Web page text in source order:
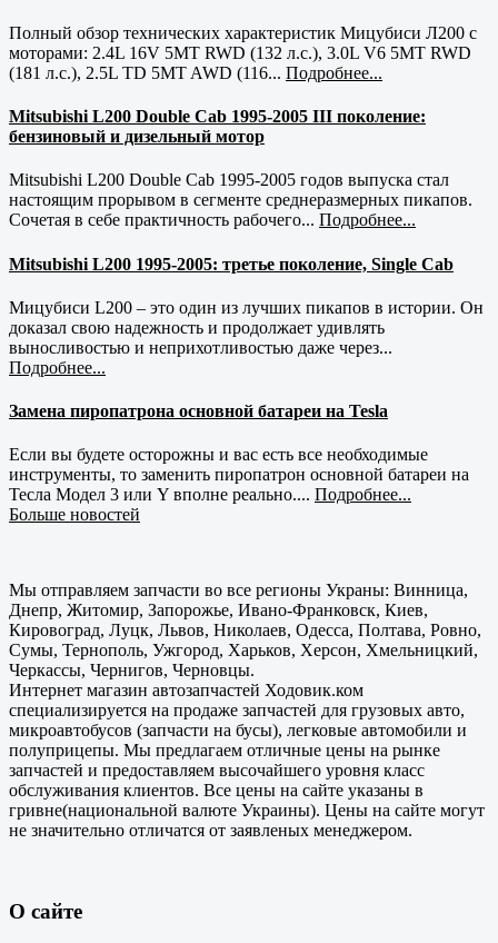
Полный обзор технических характеристик Мицубиси Л200 с
моторами: 2.4L 16V 5MT RWD (132 л.с.), 3.0L V6 5MT RWD
(181 л.с.), 2.5L TD 5MT AWD (116... Подробнее...
Mitsubishi L200 Double Cab 1995-2005 III поколение:
бензиновый и дизельный мотор
Mitsubishi L200 Double Cab 1995-2005 годов выпуска стал
настоящим прорывом в сегменте среднеразмерных пикапов.
Сочетая в себе практичность рабочего... Подробнее...
Mitsubishi L200 1995-2005: третье поколение, Single Cab
Мицубиси L200 – это один из лучших пикапов в истории. Он
доказал свою надежность и продолжает удивлять
выносливостью и неприхотливостью даже через...
Подробнее...
Замена пиропатрона основной батареи на Tesla
Если вы будете осторожны и вас есть все необходимые
инструменты, то заменить пиропатрон основной батареи на
Тесла Модел 3 или Y вполне реально.... Подробнее...
Больше новостей
Мы отправляем запчасти во все регионы Украны: Винница,
Днепр, Житомир, Запорожье, Ивано-Франковск, Киев,
Кировоград, Луцк, Львов, Николаев, Одесса, Полтава, Ровно,
Сумы, Тернополь, Ужгород, Харьков, Херсон, Хмельницкий,
Черкассы, Чернигов, Черновцы.
Интернет магазин автозапчастей Ходовик.ком
специализируется на продаже запчастей для грузовых авто,
микроавтобусов (запчасти на бусы), легковые автомобили и
полуприцепы. Мы предлагаем отличные цены на рынке
запчастей и предоставляем высочайшего уровня класс
обслуживания клиентов. Все цены на сайте указаны в
гривне(национальной валюте Украины). Цены на сайте могут
не значительно отличатся от заявленых менеджером.
О сайте